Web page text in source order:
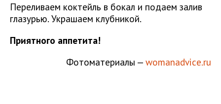
Переливаем коктейль в бокал и подаем залив
глазурью. Украшаем клубникой.
Приятного аппетита!
Фотоматериалы — womanadvice.ru